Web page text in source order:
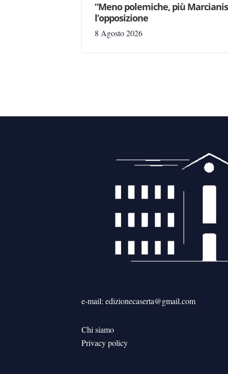
“Meno polemiche, più
l’opposizione
8 Agosto 2026
e-mail: edizionecaserta@gmail.com
Chi siamo
Privacy policy